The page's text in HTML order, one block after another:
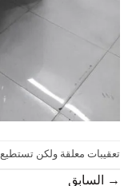
تعقيبات معلقة ولكن تستطيع
→ السابق